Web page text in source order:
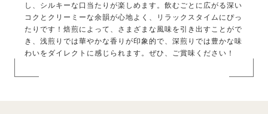
し、シルキーな口当たりが楽しめます。飲むごとに広がる深い
コクとクリーミーな余韻が心地よく、リラックスタイムにぴっ
たりです！焙煎によって、さまざまな風味を引き出すことがで
き、浅煎りでは華やかな香りが印象的で、深煎りでは豊かな味
わいをダイレクトに感じられます。ぜひ、ご賞味ください！